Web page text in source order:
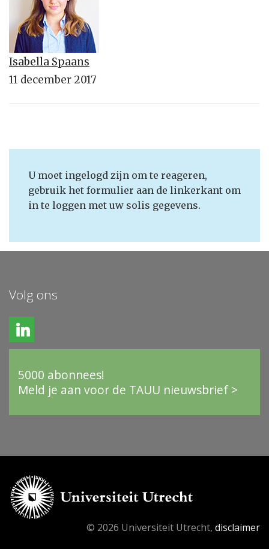
Isabella Spaans
11 december 2017
U moet ingelogd zijn om te reageren,
gebruik het formulier aan de linkerkant om
in te loggen met uw solis gegevens.
Volg ons
5000 abonnees!
Meld je aan voor de TAUU nieuwsbrief >
© 2026 Universiteit Utrecht, disclaimer